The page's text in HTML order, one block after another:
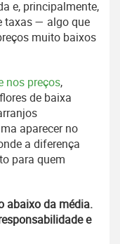
e, principalmente,
taxas — algo que
muito baixos
nos preços,
de baixa
aparecer no
a diferença
para quem
abaixo da média.
e